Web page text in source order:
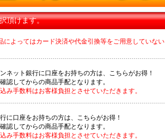
頂けます。
よってはカード決済や代金引換等をご用意していない
ネット銀行に口座をお持ちの方は、こちらがお得！
認してからの商品手配となります。
み手数料はお客様負担とさせていただきます。
に口座をお持ちの方は、こちらがお得！
認してからの商品手配となります。
み手数料はお客様負担とさせていただきます。